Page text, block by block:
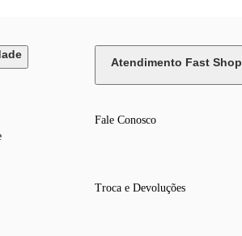
do monitor ou tela utilizada.
formato ou acabamento.
Atendimento Fast Shop
Fale Conosco
Troca e Devoluções